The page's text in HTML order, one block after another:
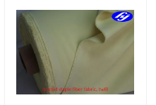
أخبار
طلب اقتباس
نسيج الكربون أراميد